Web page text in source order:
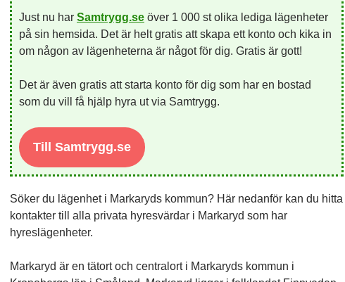
Just nu har Samtrygg.se över 1 000 st olika lediga lägenheter
på sin hemsida. Det är helt gratis att skapa ett konto och kika in
om någon av lägenheterna är något för dig. Gratis är gott!
Det är även gratis att starta konto för dig som har en bostad
som du vill få hjälp hyra ut via Samtrygg.
Till Samtrygg.se
Söker du lägenhet i Markaryds kommun? Här nedanför kan du hitta
kontakter till alla privata hyresvärdar i Markaryd som har
hyreslägenheter.
Markaryd är en tätort och centralort i Markaryds kommun i